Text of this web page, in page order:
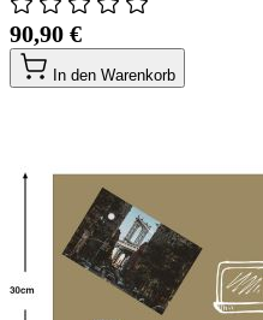
90,90 €
In den Warenkorb